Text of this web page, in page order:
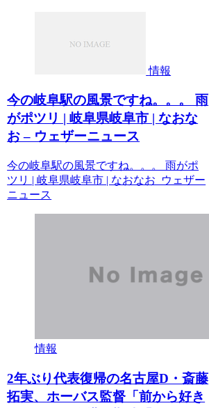
情報
今の岐阜駅の風景ですね。。。 雨
がポツリ | 岐阜県岐阜市 | なおな
お – ウェザーニュース
今の岐阜駅の風景ですね。。。 雨がポ
ツリ | 岐阜県岐阜市 | なおなお ウェザー
ニュース
情報
2年ぶり代表復帰の名古屋D・斎藤
拓実、ホーバス監督「前から好き